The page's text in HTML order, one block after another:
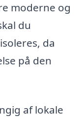
moderne og
du
da
på den
af lokale